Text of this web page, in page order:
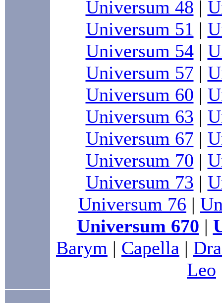
Universum 48 |
Universum 51 |
Universum 54|
Universum 57 |
Universum 60 |
Universum 63 |
Universum 67 |
Universum 70 |
Universum 73 |
Universum 76 |
Universum 670 |
Barym | Capella |
Leo